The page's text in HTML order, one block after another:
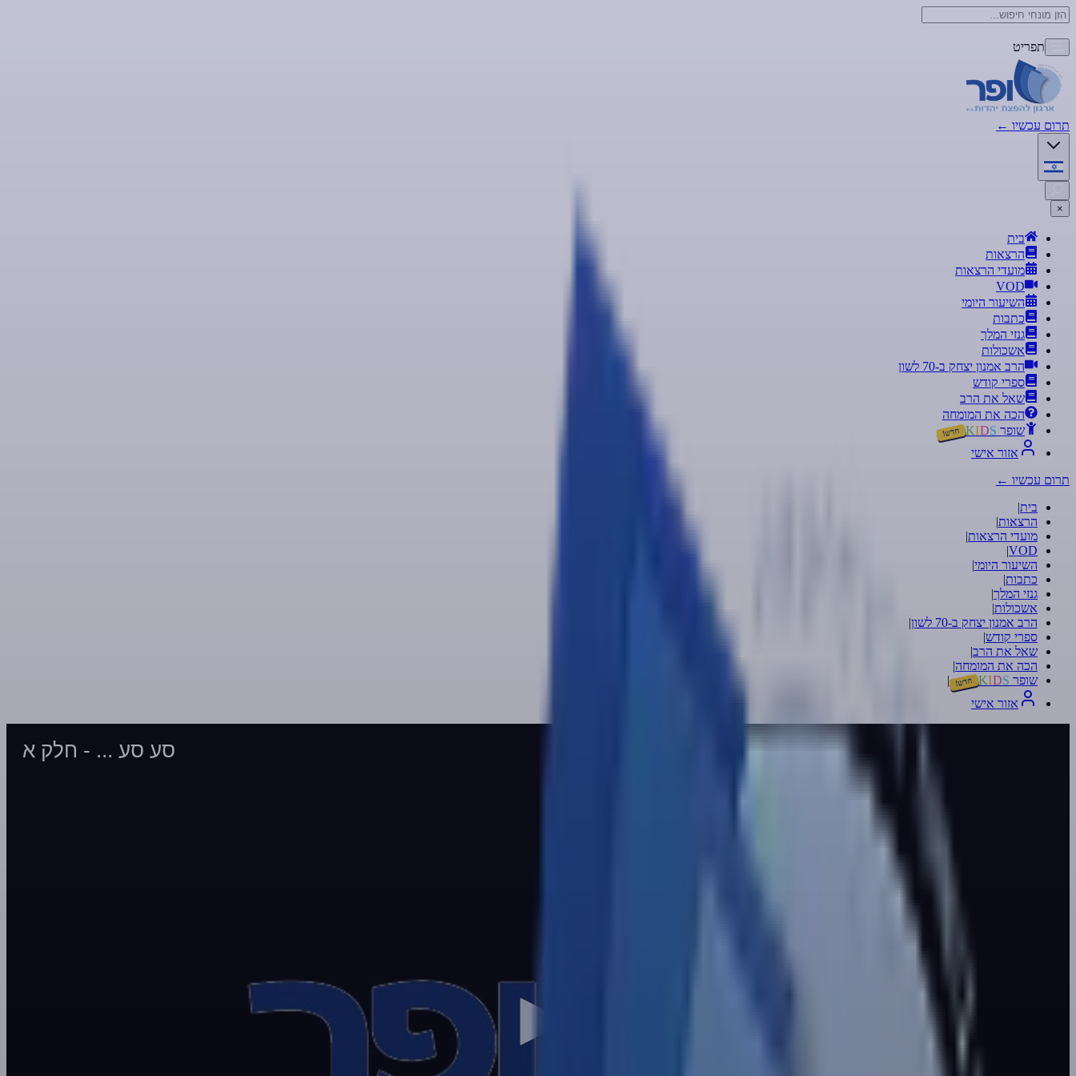
תפריט
תרום עכשיו ←
×
בית
הרצאות
מועדי הרצאות
VOD
השיעור היומי
כתבות
גנזי המלך
אשכולות
הרב אמנון יצחק ב-70 לשון
ספרי קודש
שאל את הרב
הכה את המומחה
שופר
KIDS חדש!
אזור אישי
תרום עכשיו ←
בית|
הרצאות|
מועדי הרצאות|
VOD
|
השיעור היומי|
כתבות|
גנזי המלך|
אשכולות|
הרב אמנון יצחק ב-70 לשון
|
ספרי קודש|
שאל את הרב|
הכה את המומחה|
שופר
KIDS חדש! |
אזור אישי
סע סע ... - חלק א